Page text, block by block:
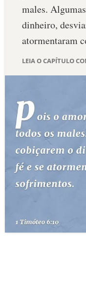
PALAVRA DO DIA
SALMO DO DIA
DEVOCIONAL DIÁRIO
ESTUDOS BÍBLICOS
ESBOÇOS DE
TEMAS
PERGUNTE À BÍBLIA
QUEM SOMOS
males.
dinheiro,
atormentaram
LEIA O CAPÍTULO